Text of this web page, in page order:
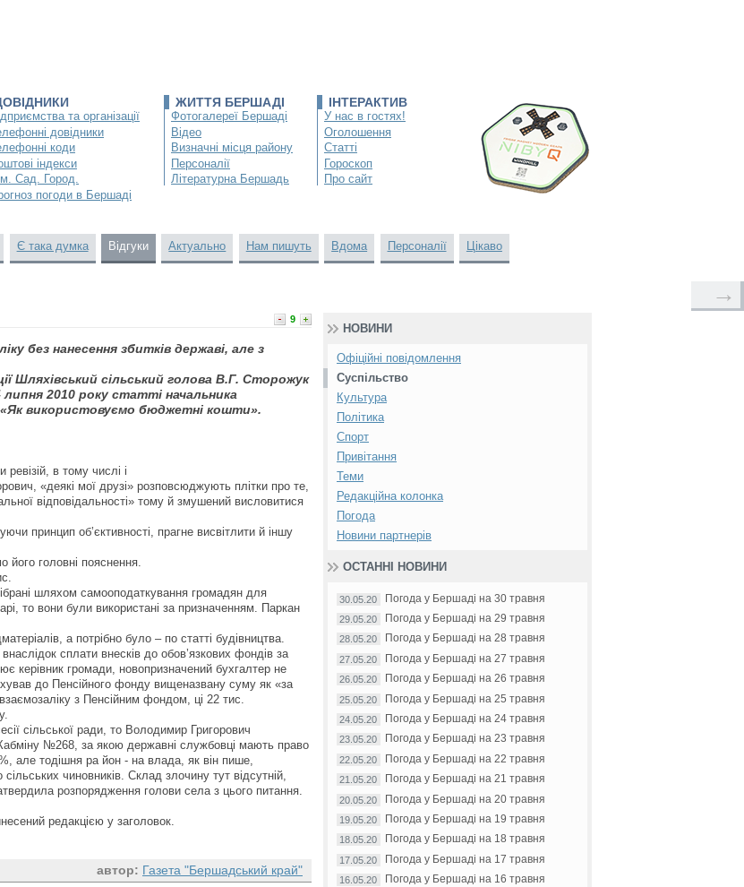
та організації
довідники
коди
індекси
Сад. Город.
погоди в Бершаді
ЖИТТЯ БЕРШАДІ
Фотогалереї Бершаді
Відео
Визначні місця району
Персоналії
Літературна Бершадь
ІНТЕРАКТИВ
У нас в гостях!
Оголошення
Статті
Гороскоп
Про сайт
Є така думка Відгуки Актуально Нам пишуть Вдома Персоналії Цікаво
9
без нанесення збитків державі, але з
Шляхівський сільський голова В.Г. Сторожук
липня 2010 року статті начальника
«Як використовуємо бюджетні кошти».
ревізій, в тому числі і
«деякі мої друзі» розповсюджують плітки про те,
відповідальності» тому й змушений висловитися
принцип об’єктивності, прагне висвітлити й іншу
головні пояснення.
шляхом самооподаткування громадян для
то вони були використані за призначенням. Паркан
а потрібно було – по статті будівництва.
сплати внесків до обов’язкових фондів за
керівник громади, новопризначений бухгалтер не
до Пенсійного фонду вищеназвану суму як «за
з Пенсійним фондом, ці 22 тис.
сільської ради, то Володимир Григорович
№268, за якою державні службовці мають право
але тодішня ра йон - на влада, як він пише,
чиновників. Склад злочину тут відсутній,
розпорядження голови села з цього питання.
редакцією у заголовок.
автор: Газета "Бершадський край"
→
НОВИНИ
Офіційні повідомлення
Суспільство
Культура
Політика
Спорт
Привітання
Теми
Редакційна колонка
Погода
Новини партнерів
ОСТАННІ НОВИНИ
30.05.20 Погода у Бершаді на 30 травня
29.05.20 Погода у Бершаді на 29 травня
28.05.20 Погода у Бершаді на 28 травня
27.05.20 Погода у Бершаді на 27 травня
26.05.20 Погода у Бершаді на 26 травня
25.05.20 Погода у Бершаді на 25 травня
24.05.20 Погода у Бершаді на 24 травня
23.05.20 Погода у Бершаді на 23 травня
22.05.20 Погода у Бершаді на 22 травня
21.05.20 Погода у Бершаді на 21 травня
20.05.20 Погода у Бершаді на 20 травня
19.05.20 Погода у Бершаді на 19 травня
18.05.20 Погода у Бершаді на 18 травня
17.05.20 Погода у Бершаді на 17 травня
16.05.20 Погода у Бершаді на 16 травня